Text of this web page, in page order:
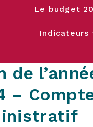
Le budget
Indicateurs
de
–